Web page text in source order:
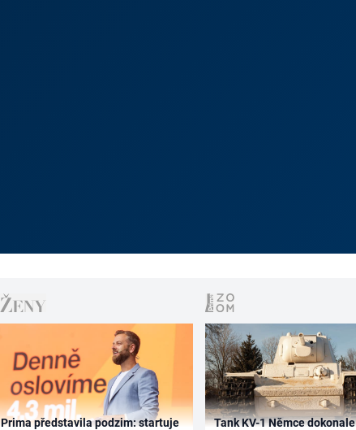
Prima představila podzim: startuje
Tank KV-1 Němce dokonale